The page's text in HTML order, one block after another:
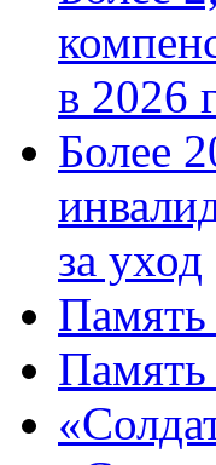
в 2026
Более
за уход
Память